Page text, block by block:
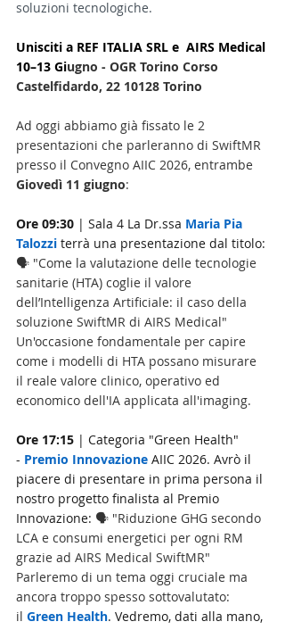
soluzioni tecnologiche.
Unisciti a REF ITALIA SRL e  AIRS Medical
10–13 Giugno - OGR Torino Corso
Castelfidardo, 22 10128 Torino
Ad oggi abbiamo già fissato le 2
presentazioni che parleranno di SwiftMR
presso il Convegno AIIC 2026, entrambe
Giovedì 11 giugno:
Ore 09:30 | Sala 4 La Dr.ssa Maria Pia
Talozzi terrà una presentazione dal titolo:
🗣️ "Come la valutazione delle tecnologie
sanitarie (HTA) coglie il valore
dell’Intelligenza Artificiale: il caso della
soluzione SwiftMR di AIRS Medical"
Un'occasione fondamentale per capire
come i modelli di HTA possano misurare
il reale valore clinico, operativo ed
economico dell'IA applicata all'imaging.
Ore 17:15 | Categoria "Green Health"
- Premio Innovazione AIIC 2026. Avrò il
piacere di presentare in prima persona il
nostro progetto finalista al Premio
Innovazione: 🗣️ "Riduzione GHG secondo
LCA e consumi energetici per ogni RM
grazie ad AIRS Medical SwiftMR"
Parleremo di un tema oggi cruciale ma
ancora troppo spesso sottovalutato:
il Green Health. Vedremo, dati alla mano,